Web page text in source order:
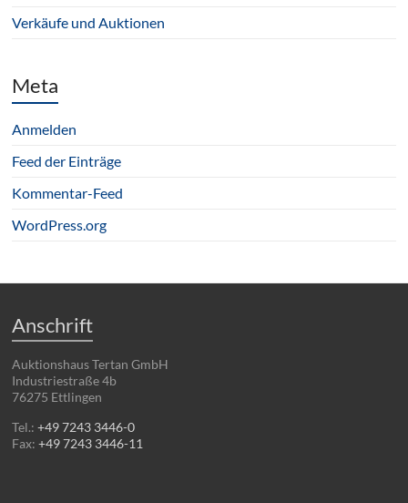
Verkäufe und Auktionen
Meta
Anmelden
Feed der Einträge
Kommentar-Feed
WordPress.org
Anschrift
Auktionshaus Tertan GmbH
Industriestraße 4b
76275 Ettlingen
Tel.:+49 7243 3446-0
Fax:+49 7243 3446-11